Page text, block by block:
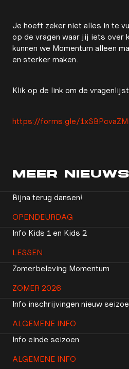
Je hoeft zeker niet alles in te
op de vragen waar jij iets over
kunnen we Momentum alleen
en sterker maken.
Klik op de link om de
https://forms.gle/
MEER NIEUWS
Bijna terug dansen!
OPENDEURDAG
Info Kids 1 en Kids 2
LESSEN
Zomerbeleving Momentum
ZOMER 2026
Info inschrijvingen nieuw
ALGEMENE INFO
Info einde seizoen
ALGEMENE INFO